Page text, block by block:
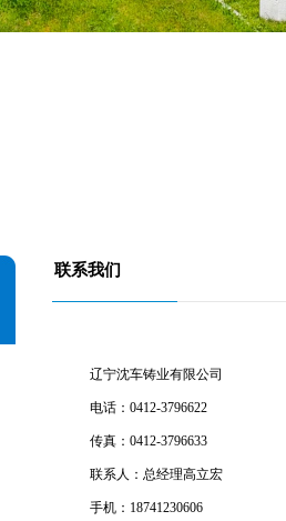
联系我们
辽宁沈车铸业有限公司
电话：0412-3796622
传真：0412-3796633
联系人：总经理高立宏
手机：18741230606